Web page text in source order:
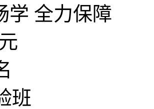
学 全力保障
班